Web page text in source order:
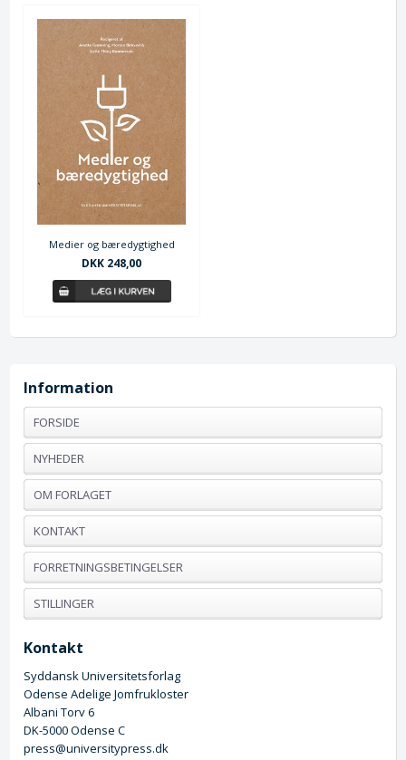
Medier og bæredygtighed
DKK 248,00
Information
FORSIDE
NYHEDER
OM FORLAGET
KONTAKT
FORRETNINGSBETINGELSER
STILLINGER
Kontakt
Syddansk Universitetsforlag
Odense Adelige Jomfrukloster
Albani Torv 6
DK-5000 Odense C
press@universitypress.dk